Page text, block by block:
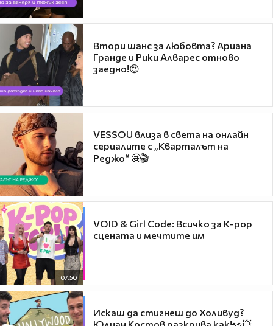
Втори шанс за любовта? Ариана
Гранде и Рики Алварес отново
заедно!😍
VESSOU влиза в света на онлайн
сериалите с „Кварталът на
Реджо“ 🤩🎬
07:50
VOID & Girl Code: Всичко за K-pop
сцената и мечтите им
Искаш да стигнеш до Холивуд?